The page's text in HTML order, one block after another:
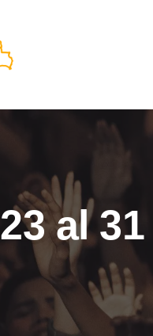
23 al